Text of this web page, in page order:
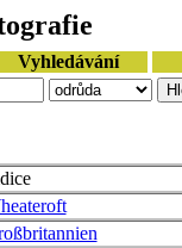
Vyhledávání